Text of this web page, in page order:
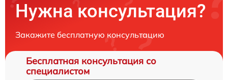
Нужна консультация?
Закажите бесплатную консультацию
Бесплатная консультация со
специалистом